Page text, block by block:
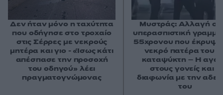
Δεν ήταν μόνο η ταχύτητα
που οδήγησε στο τροχαίο
στις Σέρρες με νεκρούς
μητέρα και γιο - «Ίσως κάτι
απέσπασε την προσοχή
του οδηγού» λέει
πραγματογνώμονας
Μυστράς: Αλλαγή
υπερασπιστική
55χρονου που έκρυψε
νεκρό πατέρα του
καταψύκτη – Η
στους γονείς και η
διαφωνία με την
του